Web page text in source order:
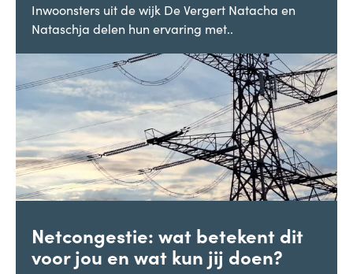
Inwoonsters uit de wijk De Vergert Natacha en
Nataschja delen hun ervaring met..
Netcongestie: wat betekent dit
voor jou en wat kun jij doen?